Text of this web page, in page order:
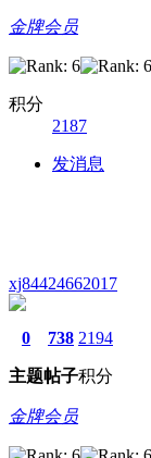
金牌会员
积分
2187
发消息
xj84424662017
0
主题
738
帖子
2194
积分
金牌会员